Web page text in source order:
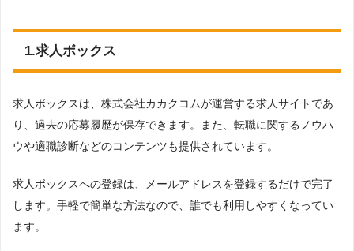
1.求人ボックス
求人ボックスは、株式会社カカクコムが運営する求人サイトであ
り、過去の応募履歴が保存できます。また、転職に関するノウハ
ウや適職診断などのコンテンツも提供されています。
求人ボックスへの登録は、メールアドレスを登録するだけで完了
します。手軽で簡単な方法なので、誰でも利用しやすくなってい
ます。